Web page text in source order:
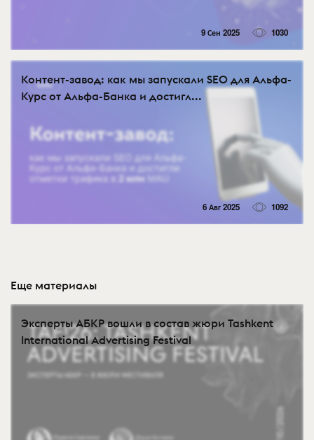
9 Сен 2025 1030
Контент-завод: как мы запускали SEO для Альфа-
Курс от Альфа-Банка и достигл...
6 Авг 2025 1092
Еще материалы
Эксперты АБКР вошли в состав жюри Tashkent
International Advertising Festival